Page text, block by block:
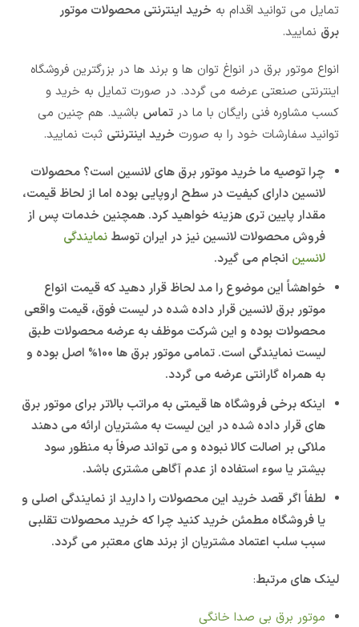
تمایل می توانید اقدام به خرید اینترنتی محصولات موتور
برق نمایید.
انواع موتور برق در انواغ توان ها و برند ها در بزرگترین فروشگاه
اینترنتی صنعتی عرضه می گردد. در صورت تمایل به خرید و
کسب مشاوره فنی رایگان با ما در تماس باشید. هم چنین می
توانید سفارشات خود را به صورت خرید اینترنتی ثبت نمایید.
چرا توصیه ما خرید موتور برق های لانسین است؟ محصولات
لانسین دارای کیفیت در سطح اروپایی بوده اما از لحاظ قیمت،
مقدار پایین تری هزینه خواهید کرد. همچنین خدمات پس از
فروش محصولات لانسین نیز در ایران توسط نمایندگی
لانسین انجام می گیرد.
خواهشاً این موضوع را مد لحاظ قرار دهید که قیمت انواع
موتور برق لانسین قرار داده شده در لیست فوق، قیمت واقعی
محصولات بوده و این شرکت موظف به عرضه محصولات طبق
لیست نمایندگی است. تمامی موتور برق ها 100% اصل بوده و
به همراه گارانتی عرضه می گردد.
اینکه برخی فروشگاه ها قیمتی به مراتب بالاتر برای موتور برق
های قرار داده شده در این لیست به مشتریان ارائه می دهند
ملاکی بر اصالت کالا نبوده و می تواند صرفاً به منظور سود
بیشتر یا سوء استفاده از عدم آگاهی مشتری باشد.
لطفاً اگر قصد خرید این محصولات را دارید از نمایندگی اصلی و
یا فروشگاه مطمئن خرید کنید چرا که خرید محصولات تقلبی
سبب سلب اعتماد مشتریان از برند های معتبر می گردد.
لینک های مرتبط:
موتور برق بی صدا خانگی